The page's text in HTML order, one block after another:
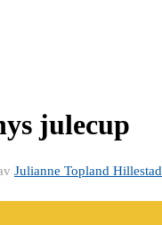
julecup
Julianne Topland Hillestad